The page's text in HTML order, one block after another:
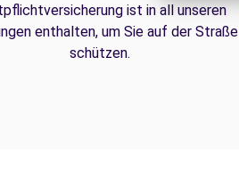
ist in all unseren
enthalten, um Sie auf der
schützen.